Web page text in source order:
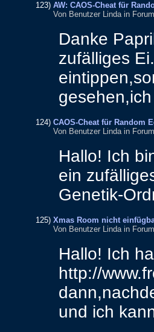
123) AW: CAOS-Cheat für
Von Benutzer Linda in
Danke
zufälliges Ei.
eintippen,
gesehen,ich
124) CAOS-Cheat für Random
Von Benutzer Linda in
Hallo! Ich
ein
Genetik-
125) Xmas Room nicht
Von Benutzer Linda in
Hallo! Ich
http://www.
dann,
und ich